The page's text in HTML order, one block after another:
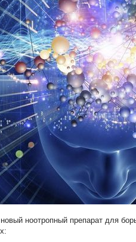
ноотропный препарат для